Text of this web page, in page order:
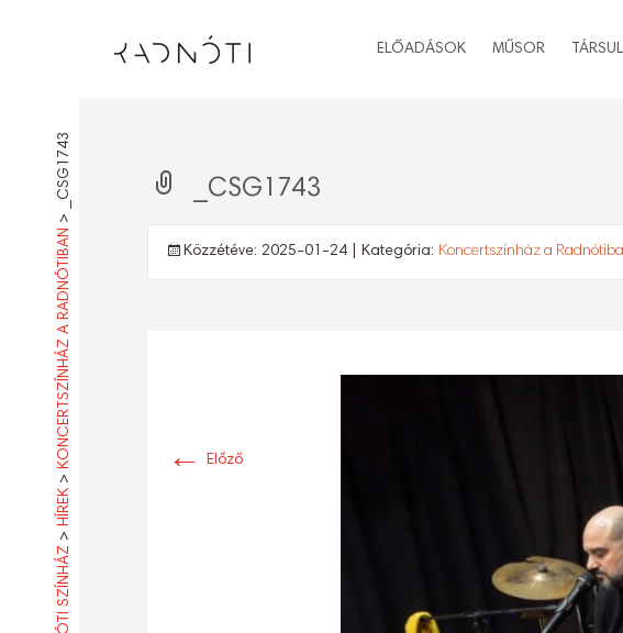
ELŐADÁSOK MŰSOR
>
HÍREK
>
KONCERTSZÍNHÁZ A RADNÓTIBAN
>
_CSG1743 _CSG1743
Közzétéve: 2025-01-24 | Kategória: Koncertszínház a
← Előző